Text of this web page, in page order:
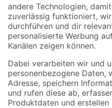
Zur Newsletter Anmeldung
Folge uns
Zahlungsarten